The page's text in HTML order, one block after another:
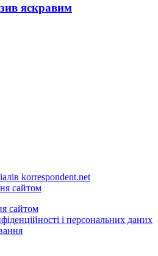
яскравим
korrespondent.net
сайтом
сайтом
і персональних даних